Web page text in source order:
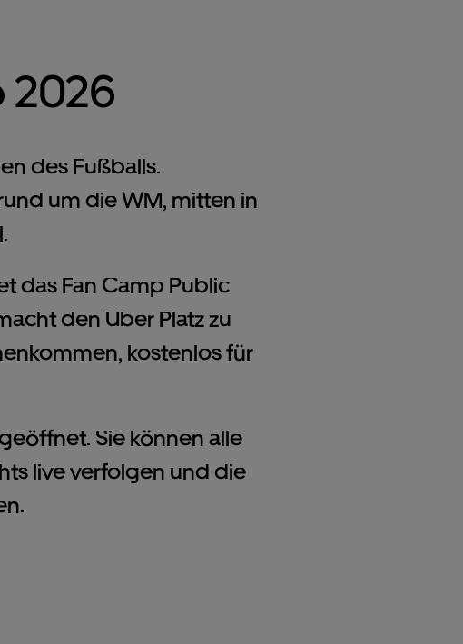
2026
des Fußballs.
um die WM, mitten in
das Fan Camp Public
den Uber Platz zu
kostenlos für
Sie können alle
live verfolgen und die